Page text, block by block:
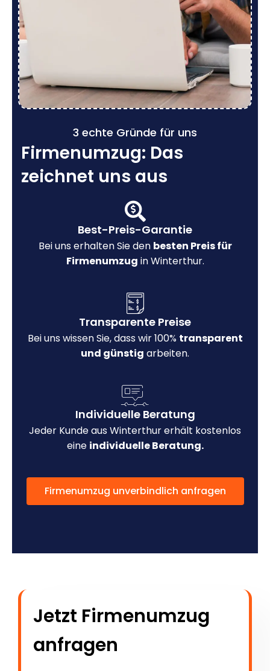
3 echte Gründe für uns
Firmenumzug: Das
zeichnet uns aus
Best-Preis-Garantie
Bei uns erhalten Sie den besten Preis für
Firmenumzug in Winterthur.
Transparente Preise
Bei uns wissen Sie, dass wir 100% transparent
und günstig arbeiten.
Individuelle Beratung
Jeder Kunde aus Winterthur erhält kostenlos
eine individuelle Beratung.
Firmenumzug unverbindlich anfragen
Jetzt Firmenumzug
anfragen